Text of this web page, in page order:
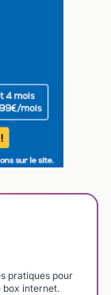
pratiques pour
box internet.